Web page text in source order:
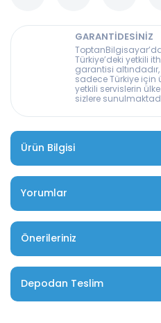
GARANTİDESİNİZ
Türkiye’deki yetkili
garantisi
sadece Türkiye için
yetkili servislerin
sizlere
Ürün Bilgisi
Yorumlar
Önerileriniz
Depodan Teslim